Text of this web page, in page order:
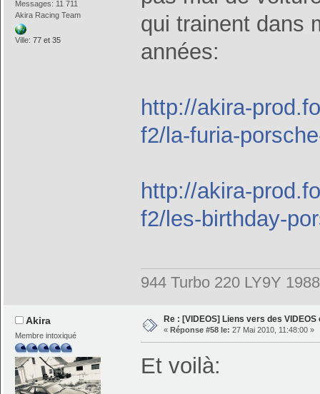
Messages: 11 711
Akira Racing Team
Ville:77 et 35
qui trainent dans
années:
http://akira-
f2/la-furia-
http://akira-
f2/les-birthday-
944 Turbo 220 LY9Y 1988
Akira
Membre intoxiqué
Re : [VIDEOS] Liens vers des
« Réponse #58 le: 27 Mai 2010, 11:48:00 »
Et voilà: